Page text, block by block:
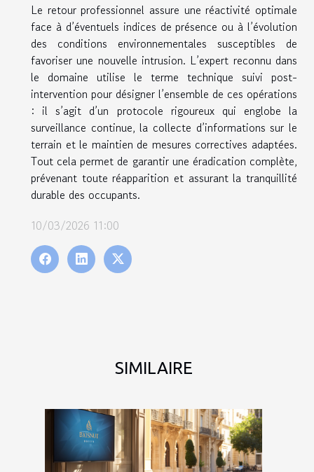
SIMILAIRE
Le retour professionnel assure une réactivité optimale
face à d’éventuels indices de présence ou à l’évolution
des conditions environnementales susceptibles de
favoriser une nouvelle intrusion. L’expert reconnu dans
le domaine utilise le terme technique suivi post-
intervention pour désigner l’ensemble de ces opérations
: il s’agit d’un protocole rigoureux qui englobe la
surveillance continue, la collecte d’informations sur le
terrain et le maintien de mesures correctives adaptées.
Tout cela permet de garantir une éradication complète,
prévenant toute réapparition et assurant la tranquillité
durable des occupants.
10/03/2026 11:00